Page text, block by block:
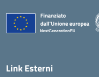
Link Esterni